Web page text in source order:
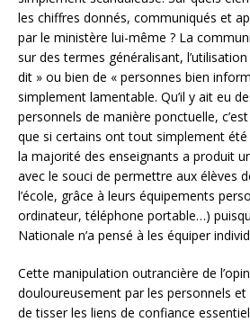
les chiffres donnés, communiqués et
par le ministère lui-même ? La
sur des termes généralisant,
dit » ou bien de « personnes bien
simplement lamentable. Qu’il y ait eu
personnels de manière ponctuelle,
que si certains ont tout simplement
la majorité des enseignants a produit
avec le souci de permettre aux élèves
l’école, grâce à leurs équipements
ordinateur, téléphone portable…)
Nationale n’a pensé à les équiper
Cette manipulation outrancière de
douloureusement par les personnels
de tisser les liens de confiance